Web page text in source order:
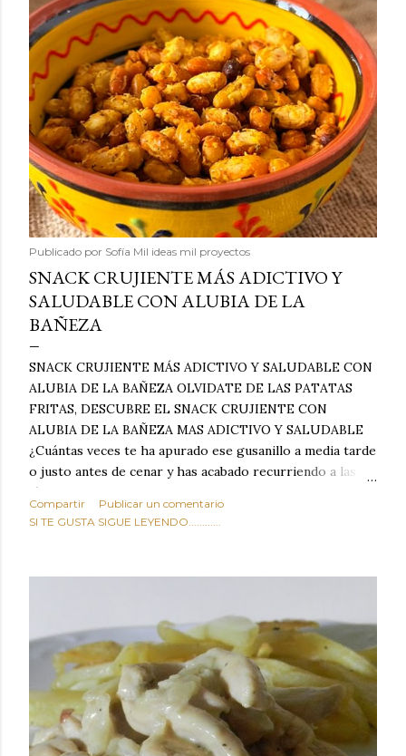
Publicado por Sofía Mil ideas mil proyectos
SNACK CRUJIENTE MÁS ADICTIVO Y
SALUDABLE CON ALUBIA DE LA
BAÑEZA
SNACK CRUJIENTE MÁS ADICTIVO Y SALUDABLE CON
ALUBIA DE LA BAÑEZA OLVIDATE DE LAS PATATAS
FRITAS, DESCUBRE EL SNACK CRUJIENTE CON
ALUBIA DE LA BAÑEZA MAS ADICTIVO Y SALUDABLE
¿Cuántas veces te ha apurado ese gusanillo a media tarde
o justo antes de cenar y has acabado recurriendo a las
típicas patatas de bolsa, frutos secos fritos o snacks
ultraprocesados llenos de grasas saturadas y sodio?
sabroso, con ese toque tostado y crujiente que tanto nos
por completo tu forma de ver las legumbres. Olvídate de
asociar las alubias únicamente a los guisos tradicionales y
copiosos de invierno. Con esta receta simple pero
revolucionaria, transformaremos un ingrediente tan
humilde como la alubia de La Bañeza en un snack ligero,
dorado, cargado de proteína y 100% natural. Es el
sustituto perfecto a los frutos se...
Compartir
Publicar un comentario
SI TE GUSTA SIGUE LEYENDO............